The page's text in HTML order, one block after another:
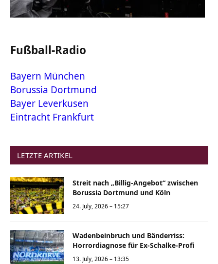
Fußball-Radio
Bayern München
Borussia Dortmund
Bayer Leverkusen
Eintracht Frankfurt
LETZTE ARTIKEL
Streit nach „Billig-Angebot“ zwischen
Borussia Dortmund und Köln
24. July, 2026 – 15:27
Wadenbeinbruch und Bänderriss:
Horrordiagnose für Ex-Schalke-Profi
13. July, 2026 – 13:35